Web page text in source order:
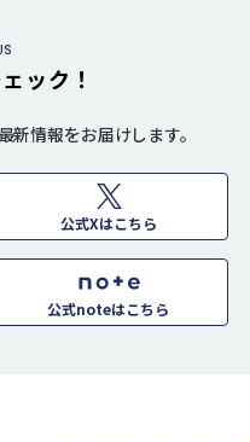
ック！
情報をお届けします。
公式Xはこちら
公式noteはこちら